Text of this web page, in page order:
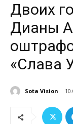
Двоих
Дианы
«Слава
Sota Vision